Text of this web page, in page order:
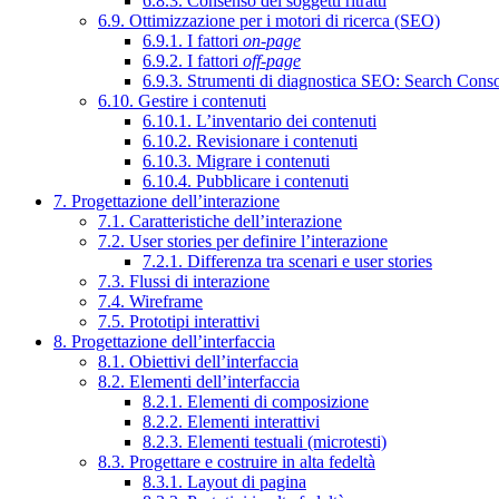
6.9. Ottimizzazione per i motori di ricerca (SEO)
6.9.1. I fattori on-page
6.9.2. I fattori off-page
6.9.3. Strumenti di diagnostica SEO: Search
6.10. Gestire i contenuti
6.10.1. L’inventario dei contenuti
6.10.2. Revisionare i contenuti
6.10.3. Migrare i contenuti
6.10.4. Pubblicare i contenuti
7. Progettazione dell’interazione
7.1. Caratteristiche dell’interazione
7.2. User stories per definire l’interazione
7.2.1. Differenza tra scenari e user stories
7.3. Flussi di interazione
7.4. Wireframe
7.5. Prototipi interattivi
8. Progettazione dell’interfaccia
8.1. Obiettivi dell’interfaccia
8.2. Elementi dell’interfaccia
8.2.1. Elementi di composizione
8.2.2. Elementi interattivi
8.2.3. Elementi testuali (microtesti)
8.3. Progettare e costruire in alta fedeltà
8.3.1. Layout di pagina